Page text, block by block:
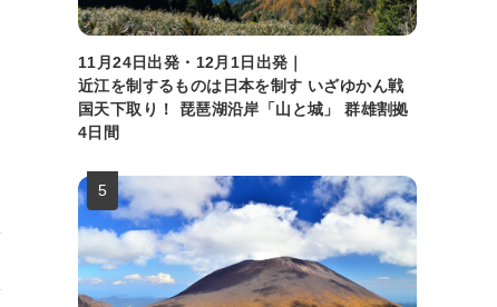
11月24日出発・12月1日出発｜
近江を制するものは日本を制す いざゆかん戦
国天下取り！ 琵琶湖沿岸「山と城」 群雄割拠
4日間